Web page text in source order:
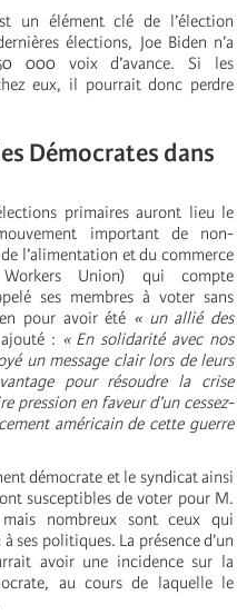
un élément clé de l’élection
élections, Joe Biden n’a
000 voix d’avance. Si les
eux, il pourrait donc perdre
Démocrates dans
primaires auront lieu le
important de non-
l’alimentation et du commerce
Union) qui compte
ses membres à voter sans
pour avoir été « un allié des
: « En solidarité avec nos
un message clair lors de leurs
pour résoudre la crise
pression en faveur d’un cessez-
américain de cette guerre
démocrate et le syndicat ainsi
susceptibles de voter pour M.
nombreux sont ceux qui
ses politiques. La présence d’un
avoir une incidence sur la
au cours de laquelle le